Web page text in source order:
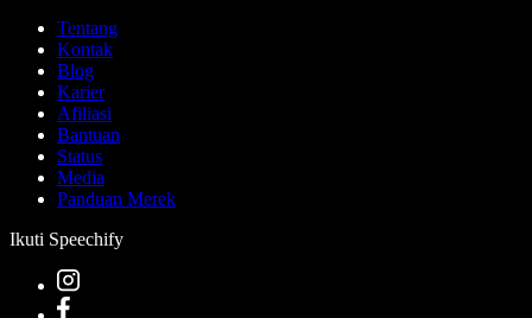
Tentang
Kontak
Blog
Karier
Afiliasi
Bantuan
Status
Media
Panduan Merek
Ikuti Speechify